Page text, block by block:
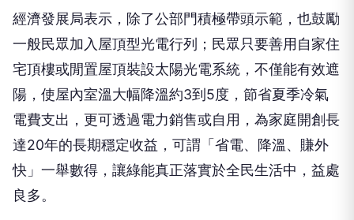
經濟發展局表示，除了公部門積極帶頭示範，也鼓勵
一般民眾加入屋頂型光電行列；民眾只要善用自家住
宅頂樓或閒置屋頂裝設太陽光電系統，不僅能有效遮
陽，使屋內室溫大幅降溫約3到5度，節省夏季冷氣
電費支出，更可透過電力銷售或自用，為家庭開創長
達20年的長期穩定收益，可謂「省電、降溫、賺外
快」一舉數得，讓綠能真正落實於全民生活中，益處
良多。